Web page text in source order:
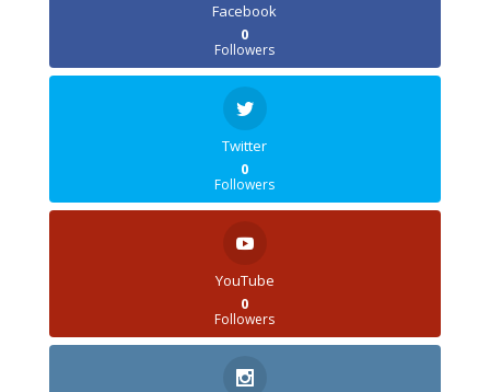
Facebook
0
Followers
Twitter
0
Followers
YouTube
0
Followers